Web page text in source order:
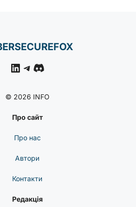
LinkedIn
Telegram
Discord
© 2026 INFO
Про сайт
Про нас
Автори
Контакти
Редакція